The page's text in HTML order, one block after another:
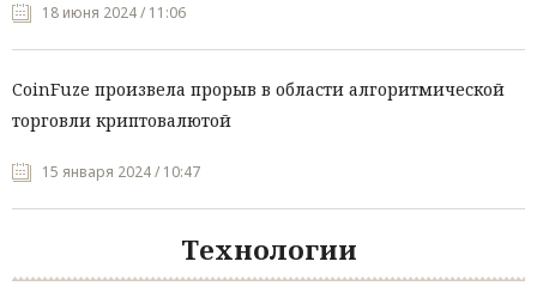
18 июня 2024 / 11:06
CoinFuze произвела прорыв в области алгоритмической
торговли криптовалютой
15 января 2024 / 10:47
Технологии